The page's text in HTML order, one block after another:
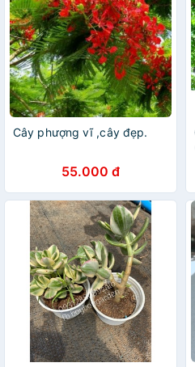
Cây phượng vĩ ,cây đẹp.
55.000 đ